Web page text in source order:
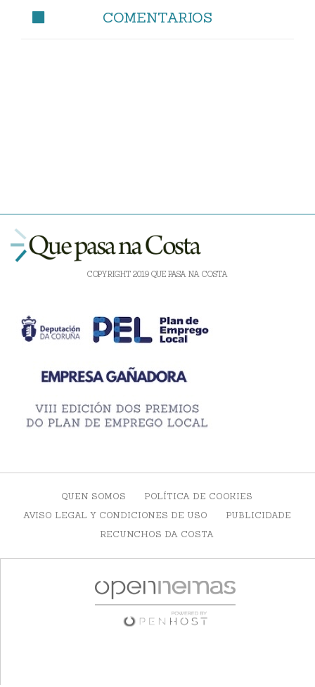
COMENTARIOS
COPYRIGHT 2019 QUE PASA NA COSTA
QUEN SOMOS
POLÍTICA DE COOKIES
AVISO LEGAL Y CONDICIONES DE USO
PUBLICIDADE
RECUNCHOS DA COSTA